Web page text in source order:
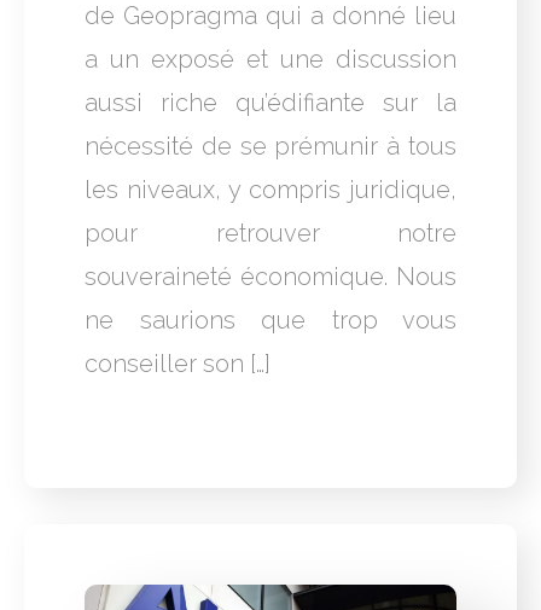
de Geopragma qui a donné lieu
a un exposé et une discussion
aussi riche qu’édifiante sur la
nécessité de se prémunir à tous
les niveaux, y compris juridique,
pour retrouver notre
souveraineté économique. Nous
ne saurions que trop vous
conseiller son […]